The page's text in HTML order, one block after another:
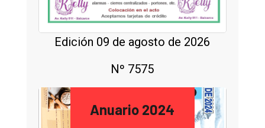
Edición 09 de agosto de 2026
Nº 7575
Anuario 2024